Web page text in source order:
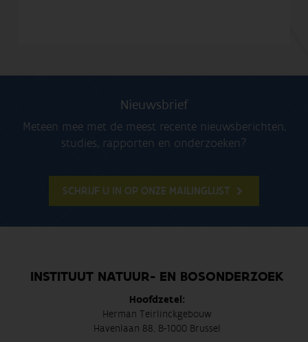
Nieuwsbrief
Meteen mee met de meest recente nieuwsberichten,
studies, rapporten en onderzoeken?
SCHRIJF U IN OP ONZE MAILINGLIJST
INSTITUUT NATUUR- EN BOSONDERZOEK
Hoofdzetel:
Herman Teirlinckgebouw
Havenlaan 88, B-1000 Brussel